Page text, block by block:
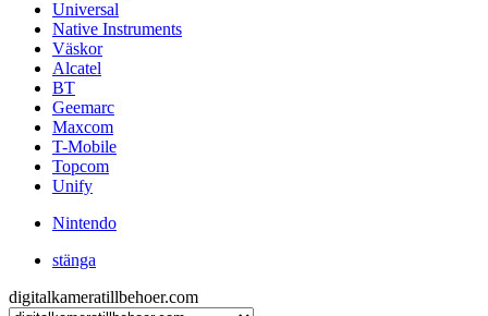
Universal
Native Instruments
Väskor
Alcatel
BT
Geemarc
Maxcom
T-Mobile
Topcom
Unify
Nintendo
stänga
digitalkameratillbehoer.com